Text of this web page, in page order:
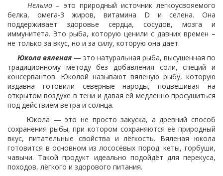
Нельма– это природный источник легкоусвояемого
белка, омега-3 жиров, витамина D и селена. Она
поддерживает здоровье сердца, сосудов, мозга и
иммунитета. Это рыба, которую ценили с давних времен –
не только за вкус, но и за силу, которую она дает.
Юкола вяленая — это натуральная рыба, высушенная по
традиционному методу без добавления соли, специй и
консервантов. Юколой называют вяленую рыбу, которую
издавна готовили северные народы, подвешивая на
открытом воздухе в тени и давая ей медленно просушиться
под действием ветра и солнца.
Юкола — это не просто закуска, а древний способ
сохранения рыбы, при котором сохраняются её природный
вкус, питательные свойства и лёгкость. Вяленая юкола
готовится в основном из лососёвых пород: кеты, горбуши,
чавычи. Такой продукт идеально подойдёт для перекуса,
походов, лёгкого и здорового питания.